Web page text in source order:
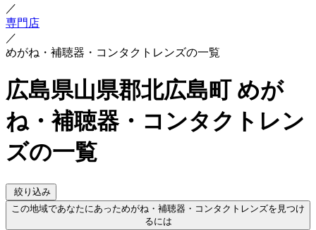
／
専門店
／
めがね・補聴器・コンタクトレンズの一覧
広島県山県郡北広島町 めが
ね・補聴器・コンタクトレン
ズの一覧
絞り込み
この地域であなたにあっためがね・補聴器・コンタクトレンズを見つけ
るには